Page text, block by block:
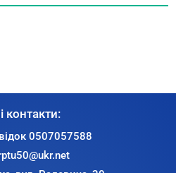
контакти:
0507057588